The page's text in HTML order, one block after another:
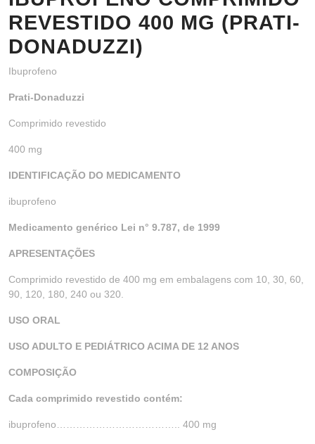
REVESTIDO 400 MG (PRATI-
DONADUZZI)
Ibuprofeno
Prati-Donaduzzi
Comprimido revestido
400 mg
IDENTIFICAÇÃO DO MEDICAMENTO
ibuprofeno
Medicamento genérico Lei n° 9.787, de 1999
APRESENTAÇÕES
Comprimido revestido de 400 mg em embalagens com 10, 30, 60,
90, 120, 180, 240 ou 320.
USO ORAL
USO ADULTO E PEDIÁTRICO ACIMA DE 12 ANOS
COMPOSIÇÃO
Cada comprimido revestido contém:
ibuprofeno……………………………….. 400 mg